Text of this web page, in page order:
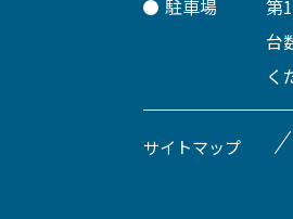
駐車場
第
台
く
サイトマップ